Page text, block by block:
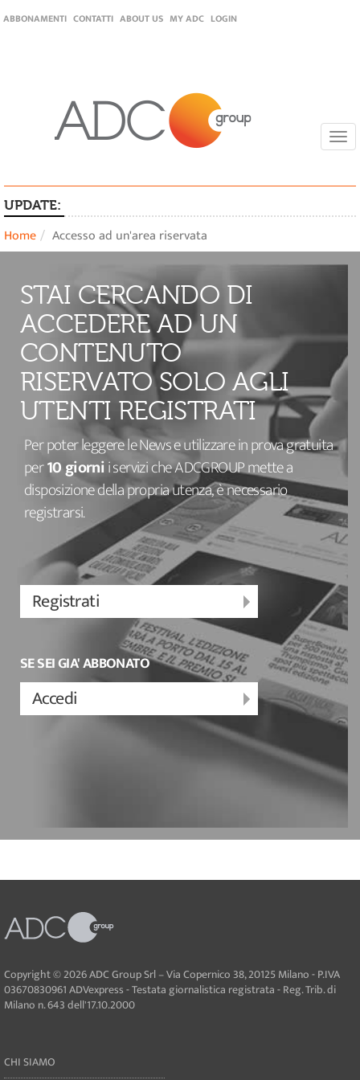
ABBONAMENTI CONTATTI ABOUT US MY ADC LOGIN
UPDATE:
Home Accesso ad un'area riservata
STAI CERCANDO DI
ACCEDERE AD UN
CONTENUTO
RISERVATO SOLO AGLI
UTENTI REGISTRATI
Per poter leggere le News e utilizzare in prova gratuita
per10 giornii servizi che ADCGROUP mette a
disposizione della propria utenza, è necessario
registrarsi.
Registrati
SE SEI GIA' ABBONATO
Accedi
Copyright © 2026 ADC Group Srl – Via Copernico 38, 20125 Milano - P.IVA
03670830961 ADVexpress - Testata giornalistica registrata - Reg. Trib. di
Milano n. 643 dell'17.10.2000
CHI SIAMO